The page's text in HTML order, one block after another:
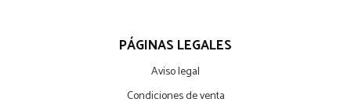
PÁGINAS LEGALES
Aviso legal
Condiciones de venta